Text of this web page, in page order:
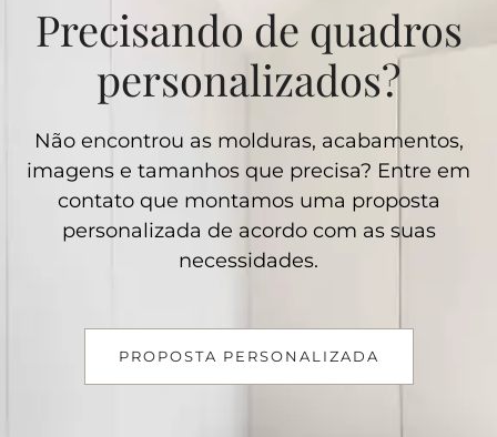
Precisando de quadros
personalizados?
Não encontrou as molduras, acabamentos,
imagens e tamanhos que precisa? Entre em
contato que montamos uma proposta
personalizada de acordo com as suas
necessidades.
PROPOSTA PERSONALIZADA